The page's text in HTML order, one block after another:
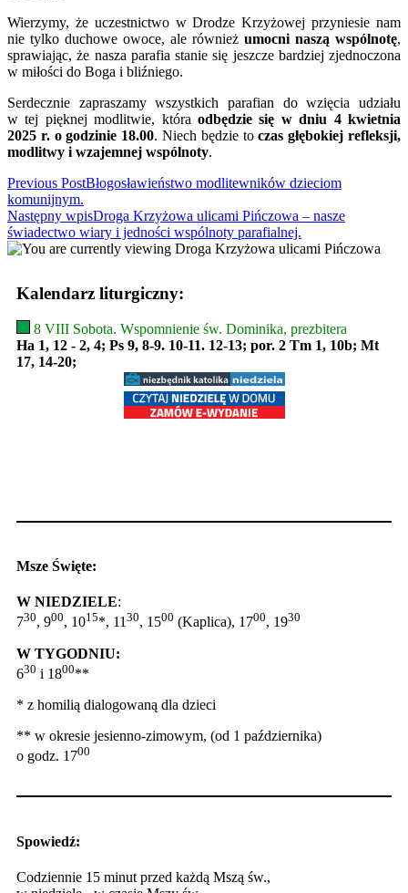
Wierzymy, że uczestnictwo w Drodze Krzyżowej przyniesie nam
nie tylko duchowe owoce, ale również umocni naszą wspólnotę,
sprawiając, że nasza parafia stanie się jeszcze bardziej zjednoczona
w miłości do Boga i bliźniego.
Serdecznie zapraszamy wszystkich parafian do wzięcia udziału
w tej pięknej modlitwie, która odbędzie się w dniu 4 kwietnia
2025 r. o godzinie 18.00. Niech będzie toczas głębokiej refleksji,
modlitwy i wzajemnej wspólnoty.
Read
more
articles
Previous PostBłogosławieństwo modlitewników dzieciom
komunijnym.
Następny wpisDroga Krzyżowa ulicami Pińczowa – nasze
świadectwo wiary i jedności wspólnoty parafialnej.
Kalendarz liturgiczny:
8 VIII Sobota. Wspomnienie św. Dominika, prezbitera
Ha 1, 12 - 2, 4; Ps 9, 8-9. 10-11. 12-13; por. 2 Tm 1, 10b; Mt
17, 14-20;
Msze Święte:
W NIEDZIELE:
730, 900, 1015*, 1130, 1500 (Kaplica), 1700, 1930
W TYGODNIU:
630 i 1800**
* z homilią dialogowaną dla dzieci
** w okresie jesienno-zimowym, (od 1 października)
o godz. 1700
Spowiedź:
Codziennie 15 minut przed każdą Mszą św.,